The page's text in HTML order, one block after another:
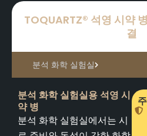
TOQUARTZ® 석영 시약
결
분석 화학 실험실
분석 화학 실험실용 석영 시
약 병
분석 화학 실험실에서는 시